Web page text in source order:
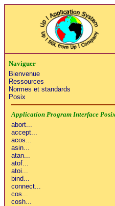
Naviguer
Bienvenue
Ressources
Normes et standards
Posix